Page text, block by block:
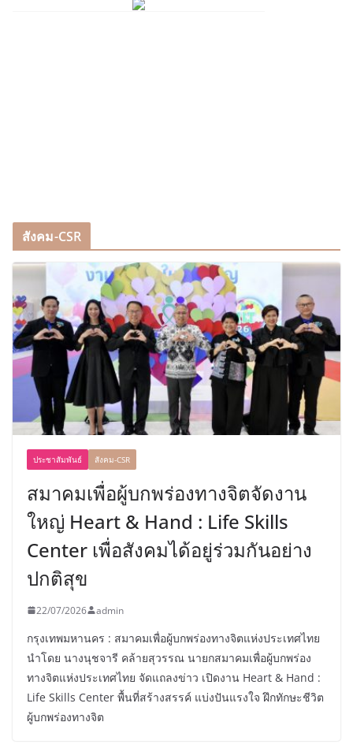
สังคม-CSR
ประชาสัมพันธ์ สังคม-CSR
สมาคมเพื่อผู้บกพร่องทางจิตจัดงาน
ใหญ่ Heart & Hand : Life Skills
Center เพื่อสังคมได้อยู่ร่วมกันอย่าง
ปกติสุข
22/07/2026 admin
กรุงเทพมหานคร : สมาคมเพื่อผู้บกพร่องทางจิตแห่งประเทศไทย
นำโดย นางนุชจารี คล้ายสุวรรณ นายกสมาคมเพื่อผู้บกพร่อง
ทางจิตแห่งประเทศไทย จัดแถลงข่าว เปิดงาน Heart & Hand :
Life Skills Center พื้นที่สร้างสรรค์ แบ่งปันแรงใจ ฝึกทักษะชีวิต
ผู้บกพร่องทางจิต